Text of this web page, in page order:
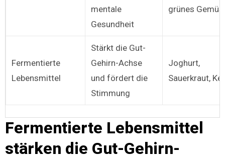
mentale
Gesundheit
grünes
Fermentierte
Lebensmittel
Stärkt die Gut-
Gehirn-Achse
und fördert die
Stimmung
Joghurt,
Sauerkraut,
Fermentierte Lebensmittel
stärken die Gut-Gehirn-